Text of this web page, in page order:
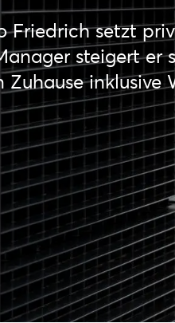
Friedrich setzt
steigert er
Zuhause